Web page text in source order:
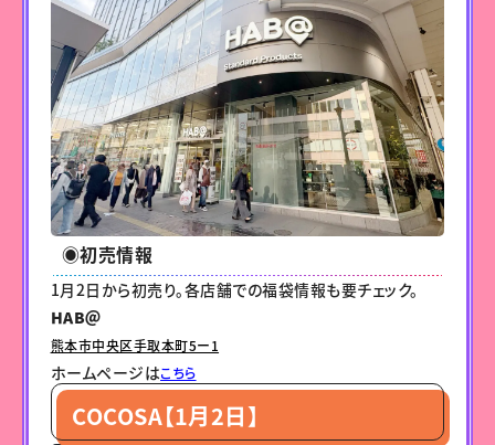
◉初売情報
1月2日から初売り。各店舗での福袋情報も要チェック。
HAB＠
熊本市中央区手取本町5ー1
ホームページはこちら
COCOSA【1月2日】